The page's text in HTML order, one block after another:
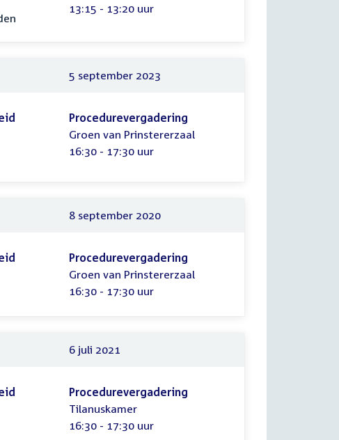
Tijd:
13:15 - 13:20 uur
5 september 2023
Procedurevergadering
Groen van Prinstererzaal
Tijd:
16:30 - 17:30 uur
8 september 2020
Procedurevergadering
Groen van Prinstererzaal
Tijd:
16:30 - 17:30 uur
6 juli 2021
Procedurevergadering
Tilanuskamer
Tijd:
16:30 - 17:30 uur